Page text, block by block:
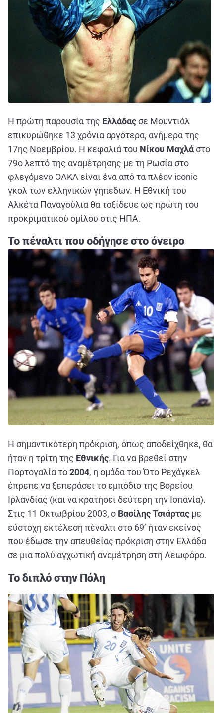
Η πρώτη παρουσία της Ελλάδαςσε Μουντιάλ
επικυρώθηκε 13 χρόνια αργότερα, ανήμερα της
17ης Νοεμβρίου. Η κεφαλιά του Νίκου Μαχλάστο
79ο λεπτό της αναμέτρησης με τη Ρωσία στο
φλεγόμενο ΟΑΚΑ είναι ένα από τα πλέον iconic
γκολ των ελληνικών γηπέδων. Η Εθνική του
Αλκέτα Παναγούλια θα ταξίδευε ως πρώτη του
προκριματικού ομίλου στις ΗΠΑ.
Το πέναλτι που οδήγησε στο όνειρο
Η σημαντικότερη πρόκριση, όπως αποδείχθηκε, θα
ήταν η τρίτη της Εθνικής. Για να βρεθεί στην
Πορτογαλία το2004, η ομάδα του Ότο Ρεχάγκελ
έπρεπε να ξεπεράσει το εμπόδιο της Βορείου
Ιρλανδίας (και να κρατήσει δεύτερη την Ισπανία).
Στις 11 Οκτωβρίου 2003, ο Βασίλης Τσιάρτας με
εύστοχη εκτέλεση πέναλτι στο 69’ ήταν εκείνος
που έδωσε την απευθείας πρόκριση στην Ελλάδα
σε μια πολύ αγχωτική αναμέτρηση στη Λεωφόρο.
Το διπλό στην Πόλη